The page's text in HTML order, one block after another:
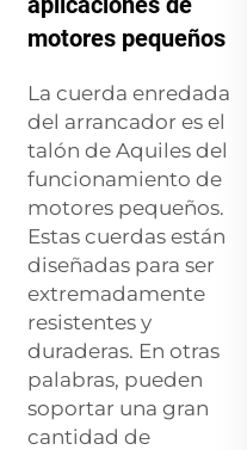
motores pequeños
La cuerda enredada
del arrancador es el
talón de Aquiles del
funcionamiento de
motores pequeños.
Estas cuerdas están
diseñadas para ser
extremadamente
resistentes y
duraderas. En otras
palabras, pueden
soportar una gran
cantidad de